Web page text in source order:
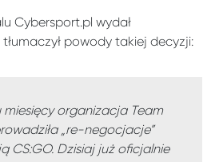
Cybersport.pl wydał
powody takiej decyzji:
miesięcy organizacja Team
„re-negocjacje”
CS:GO. Dzisiaj już oficjalnie